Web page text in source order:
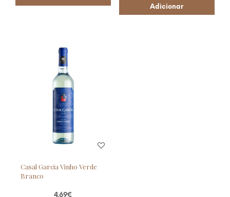
Adicionar
Casal Garcia Vinho Verde
Branco
4.69€